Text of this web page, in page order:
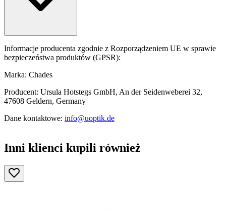
Informacje producenta zgodnie z Rozporządzeniem UE w sprawie
bezpieczeństwa produktów (GPSR):
Marka: Chades
Producent: Ursula Hotstegs GmbH, An der Seidenweberei 32,
47608 Geldern, Germany
Dane kontaktowe: info@uoptik.de
Inni klienci kupili również